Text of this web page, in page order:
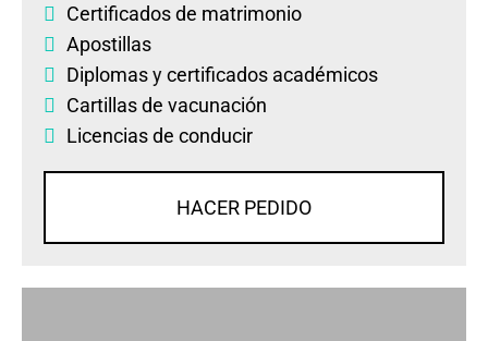
Certificados de matrimonio
Apostillas
Diplomasycertificados académicos
Cartillas de vacunación
Licencias de conducir
HACER PEDIDO